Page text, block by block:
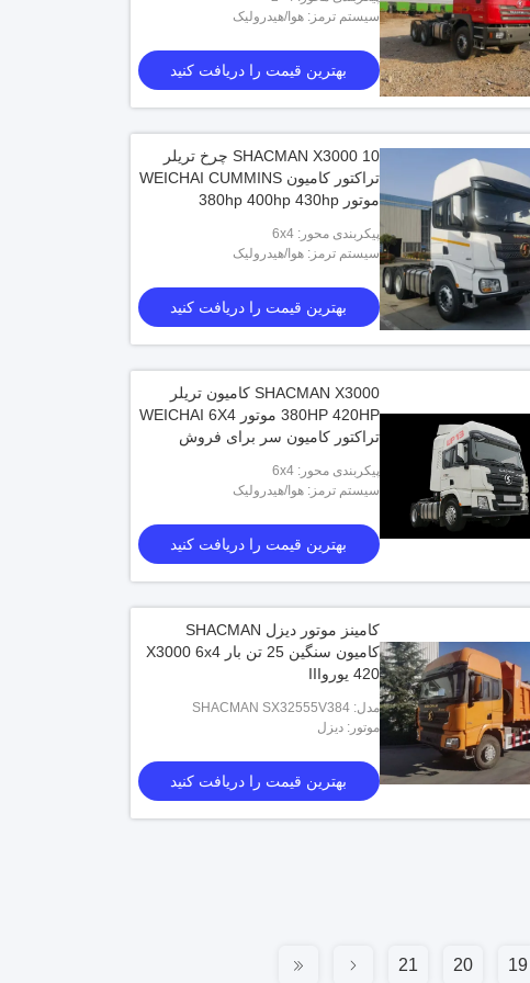
استاندارد آلایندگی یورو 2
بهترین قیمت را دریافت کنید
و موتور 380HP
بهترین قیمت را دریافت کنید
سیستم ترمز: هوا/هیدرولیک
بهترین قیمت را دریافت کنید
SHACMAN X3000 10 چرخ تریلر
تراکتور کامیون WEICHAI CUMMINS
موتور 380hp 400hp 430hp
پیکربندی محور: 6x4
سیستم ترمز: هوا/هیدرولیک
بهترین قیمت را دریافت کنید
SHACMAN X3000 کامیون تریلر
380HP 420HP موتور WEICHAI 6X4
تراکتور کامیون سر برای فروش
پیکربندی محور: 6x4
سیستم ترمز: هوا/هیدرولیک
بهترین قیمت را دریافت کنید
کامینز موتور دیزل SHACMAN
کامیون سنگین 25 تن بار X3000 6x4
420 یوروIII
مدل: SHACMAN SX32555V384
موتور: دیزل
بهترین قیمت را دریافت کنید
19
20
21